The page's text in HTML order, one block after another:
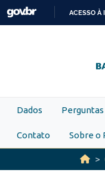
Skip to main content
ACESSO À
Dados
Contato Sobre o